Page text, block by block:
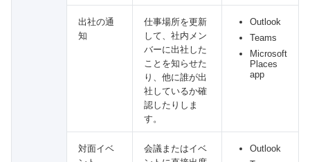
出社の通
知
仕事場所を更新
して、社内メン
バーに出社した
ことを知らせた
り、他に誰が出
社しているか確
認したりしま
す。
Outlook
Teams
Microsoft
Places
app
対面イベ
会議またはイベ
Outlook